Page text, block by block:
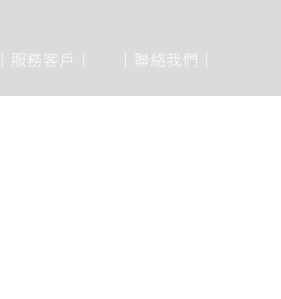
│服務客戶│ │聯絡我們│